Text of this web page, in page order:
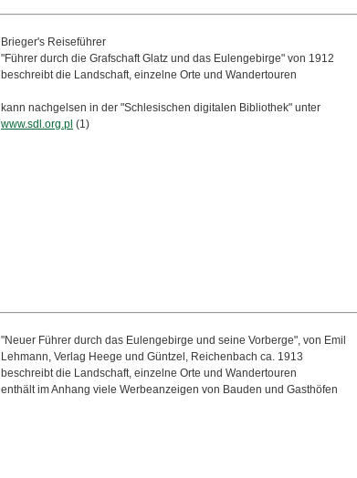
Brieger's Reiseführer
"Führer durch die Grafschaft Glatz und das Eulengebirge" von 1912
beschreibt die Landschaft, einzelne Orte und Wandertouren
kann nachgelsen in der "Schlesischen digitalen Bibliothek" unter
www.sdl.org.pl (1)
"Neuer Führer durch das Eulengebirge und seine Vorberge", von Emil
Lehmann, Verlag Heege und Güntzel, Reichenbach ca. 1913
beschreibt die Landschaft, einzelne Orte und Wandertouren
enthält im Anhang viele Werbeanzeigen von Bauden und Gasthöfen